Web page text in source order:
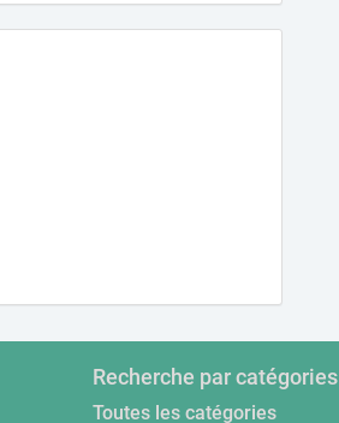
Recherche par catégories
Toutes les catégories